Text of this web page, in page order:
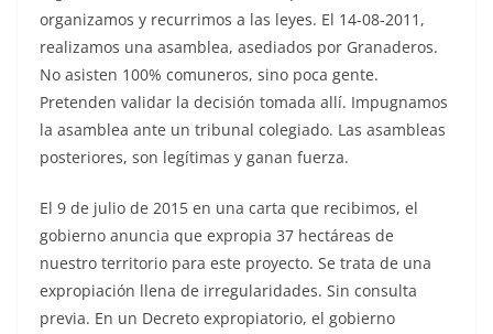
organizamos y recurrimos a las leyes. El 14-08-2011,
realizamos una asamblea, asediados por Granaderos.
No asisten 100% comuneros, sino poca gente.
Pretenden validar la decisión tomada allí. Impugnamos
la asamblea ante un tribunal colegiado. Las asambleas
posteriores, son legítimas y ganan fuerza.
El 9 de julio de 2015 en una carta que recibimos, el
gobierno anuncia que expropia 37 hectáreas de
nuestro territorio para este proyecto. Se trata de una
expropiación llena de irregularidades. Sin consulta
previa. En un Decreto expropiatorio, el gobierno